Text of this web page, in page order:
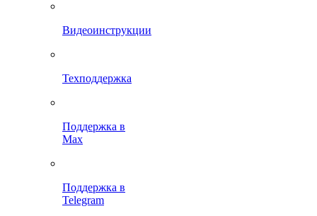
Видеоинструкции
Техподдержка
Поддержка в
Max
Поддержка в
Telegram